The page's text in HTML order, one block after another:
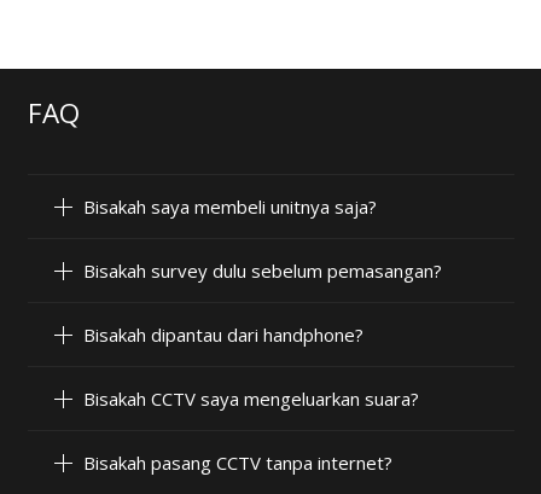
FAQ
Bisakah saya membeli unitnya saja?
Bisakah survey dulu sebelum pemasangan?
Bisakah dipantau dari handphone?
Bisakah CCTV saya mengeluarkan suara?
Bisakah pasang CCTV tanpa internet?